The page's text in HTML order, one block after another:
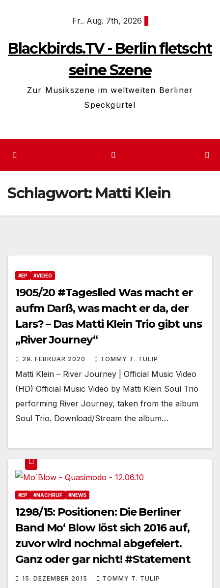
Fr.. Aug. 7th, 2026
Blackbirds.TV - Berlin fletscht
seine Szene
Zur Musikszene im weltweiten Berliner
Speckgürtel
Schlagwort: Matti Klein
#EP #VIDEO
1905/20 #Tageslied Was macht er
aufm Darß, was macht er da, der
Lars? – Das Matti Klein Trio gibt uns
„River Journey“
29. FEBRUAR 2020 TOMMY T. TULIP
Matti Klein – River Journey | Official Music Video
(HD) Official Music Video by Matti Klein Soul Trio
performing River Journey, taken from the album
Soul Trio. Download/Stream the album…
#EP #NACHRUF #NEWS
1298/15: Positionen: Die Berliner
Band Mo‘ Blow löst sich 2016 auf,
zuvor wird nochmal abgefeiert.
Ganz oder gar nicht! #Statement
15. DEZEMBER 2015 TOMMY T. TULIP